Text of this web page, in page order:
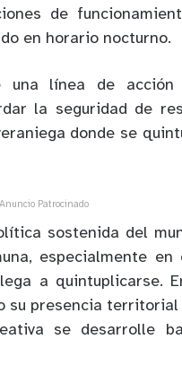
de
en horario nocturno.
una línea de acción
la seguridad de
donde se
Anuncio Patrocinado
sostenida del
especialmente
a quintuplicarse.
su presencia
se desarrolle